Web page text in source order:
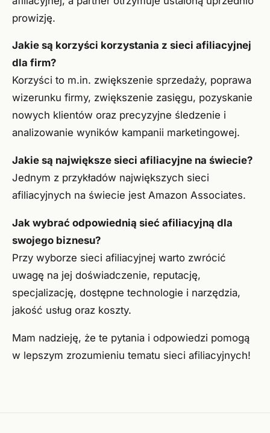
prowizję.
Jakie są korzyści korzystania z sieci afiliacyjnej
dla firm?
Korzyści to m.in. zwiększenie sprzedaży, poprawa
wizerunku firmy, zwiększenie zasięgu, pozyskanie
nowych klientów oraz precyzyjne śledzenie i
analizowanie wyników kampanii marketingowej.
Jakie są największe sieci afiliacyjne na świecie?
Jednym z przykładów największych sieci
afiliacyjnych na świecie jest Amazon Associates.
Jak wybrać odpowiednią sieć afiliacyjną dla
swojego biznesu?
Przy wyborze sieci afiliacyjnej warto zwrócić
uwagę na jej doświadczenie, reputację,
specjalizację, dostępne technologie i narzędzia,
jakość usług oraz koszty.
Mam nadzieję, że te pytania i odpowiedzi pomogą
w lepszym zrozumieniu tematu sieci afiliacyjnych!